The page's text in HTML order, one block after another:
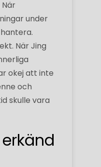
under
När Jing
okej att inte
och
skulle vara